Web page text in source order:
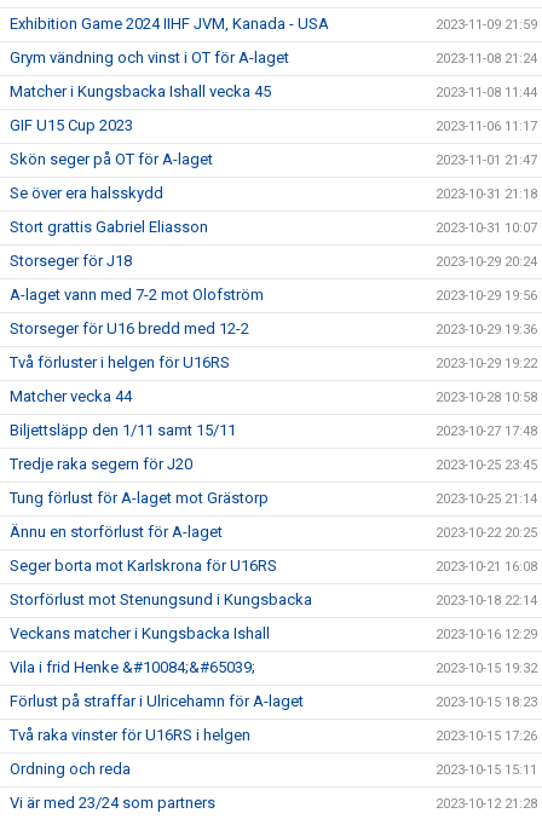
Exhibition Game 2024 IIHF JVM, Kanada - USA 2023-11-09 21:59
Grym vändning och vinst i OT för A-laget 2023-11-08 21:24
Matcher i Kungsbacka Ishall vecka 45 2023-11-08 11:44
GIF U15 Cup 2023 2023-11-06 11:17
Skön seger på OT för A-laget 2023-11-01 21:47
Se över era halsskydd 2023-10-31 21:18
Stort grattis Gabriel Eliasson 2023-10-31 10:07
Storseger för J18 2023-10-29 20:24
A-laget vann med 7-2 mot Olofström 2023-10-29 19:56
Storseger för U16 bredd med 12-2 2023-10-29 19:36
Två förluster i helgen för U16RS 2023-10-29 19:22
Matcher vecka 44 2023-10-28 10:58
Biljettsläpp den 1/11 samt 15/11 2023-10-27 17:48
Tredje raka segern för J20 2023-10-25 23:45
Tung förlust för A-laget mot Grästorp 2023-10-25 21:14
Ännu en storförlust för A-laget 2023-10-22 20:25
Seger borta mot Karlskrona för U16RS 2023-10-21 16:08
Storförlust mot Stenungsund i Kungsbacka 2023-10-18 22:14
Veckans matcher i Kungsbacka Ishall 2023-10-16 12:29
Vila i frid Henke &#10084;&#65039; 2023-10-15 19:32
Förlust på straffar i Ulricehamn för A-laget 2023-10-15 18:23
Två raka vinster för U16RS i helgen 2023-10-15 17:26
Ordning och reda 2023-10-15 15:11
Vi är med 23/24 som partners 2023-10-12 21:28